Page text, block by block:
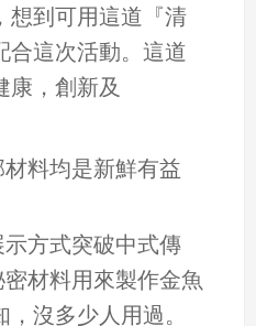
想到可用這道『清
合這次活動。這道
康，創新及
料均是新鮮有益
方式突破中式傳
材料用來製作金魚
沒多少人用過。